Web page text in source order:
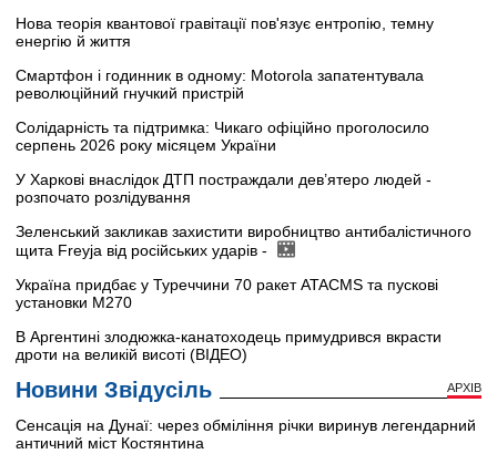
Нова теорія квантової гравітації пов'язує ентропію, темну
енергію й життя
Смартфон і годинник в одному: Motorola запатентувала
революційний гнучкий пристрій
Солідарність та підтримка: Чикаго офіційно проголосило
серпень 2026 року місяцем України
У Харкові внаслідок ДТП постраждали дев’ятеро людей -
розпочато розлідування
Зеленський закликав захистити виробництво антибалістичного
щита Freyja від російських ударів -
Україна придбає у Туреччини 70 ракет ATACMS та пускові
установки M270
В Аргентині злодюжка-канатоходець примудрився вкрасти
дроти на великій висоті (ВІДЕО)
Новини Звідусіль АРХІВ
Сенсація на Дунаї: через обміління річки виринув легендарний
античний міст Костянтина